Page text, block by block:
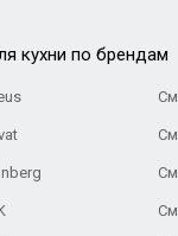
кухни по брендам